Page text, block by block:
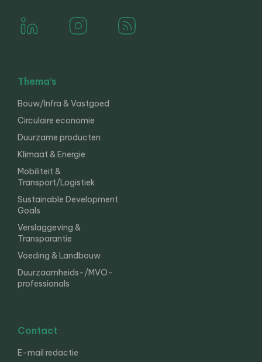
Thema’s
Bouw/Infra & Vastgoed
Circulaire economie
Duurzame producten
Klimaat & Energie
Mobiliteit &
Transport/Logistiek
Sustainable Development
Goals
Verslaggeving &
Transparantie
Voeding & Landbouw
Duurzaamheids-/MVO-
professionals
Contact
E-mail redactie